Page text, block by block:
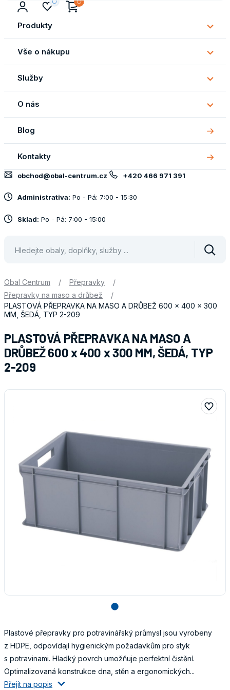
Produkty
Vše o nákupu
Vše
o
Služby
O nás
O
nás
Blog
Kontakty
obchod@obal-centrum.cz +420 466 971 391
Administrativa: Po - Pá: 7:00 - 15:30
Sklad: Po - Pá: 7:00 - 15:00
Obal Centrum / Přepravky
/
Přepravky na maso a drůbež
/
PLASTOVÁ PŘEPRAVKA NA MASO A DRŮBEŽ 600 x 400 x 300
MM, ŠEDÁ, TYP 2-209
PLASTOVÁ PŘEPRAVKA NA MASO A
DRŮBEŽ 600 x 400 x 300 MM, ŠEDÁ, TYP
2-209
lens
Plastové přepravky pro potravinářský průmysl jsou vyrobeny
z HDPE, odpovídají hygienickým požadavkům pro styk
s potravinami. Hladký povrch umožňuje perfektní čistění.
Optimalizovaná konstrukce dna, stěn a ergonomických...
Přejít na popis